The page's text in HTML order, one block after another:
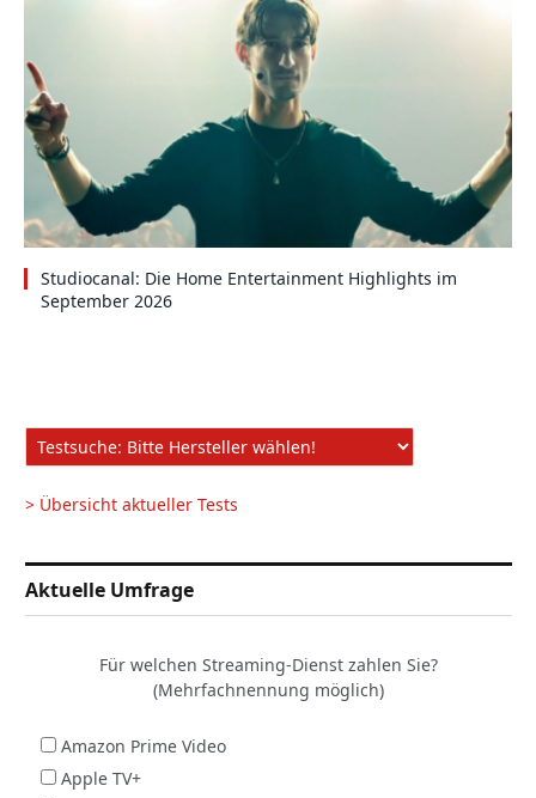
Studiocanal: Die Home Entertainment Highlights im
September 2026
> Übersicht aktueller Tests
Aktuelle Umfrage
Für welchen Streaming-Dienst zahlen Sie?
(Mehrfachnennung möglich)
Amazon Prime Video
Apple TV+